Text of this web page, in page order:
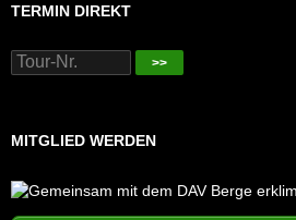
TERMIN DIREKT
>>
MITGLIED WERDEN